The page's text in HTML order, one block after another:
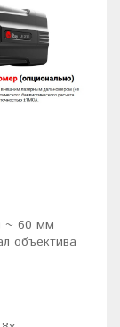
~ 60 мм
объектива